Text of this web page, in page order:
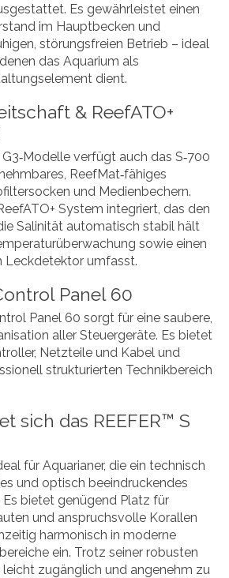
Es gewährleistet einen
im Hauptbecken und
störungsfreien Betrieb – ideal
das Aquarium als
dient.
& ReefATO+
verfügt auch das S‑700
ReefMat‑fähiges
und Medienbechern.
System integriert, das den
Salinität automatisch stabil hält
sowie einen
Leckdetektor umfasst.
Panel 60
Panel 60 sorgt für eine saubere,
aller Steuergeräte. Es bietet
Netzteile und Kabel und
strukturierten Technikbereich
sich das REEFER™ S
für Aquarianer, die ein technisch
und optisch beeindruckendes
Es bietet genügend Platz für
und anspruchsvolle Korallen
harmonisch in moderne
ein. Trotz seiner robusten
zugänglich und angenehm zu